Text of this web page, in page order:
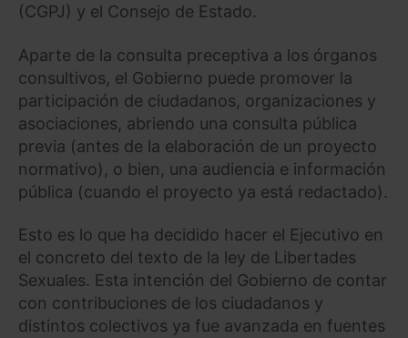
(CGPJ) y el Consejo de Estado.
Aparte de la consulta preceptiva a los órganos
consultivos, el Gobierno puede promover la
participación de ciudadanos, organizaciones y
asociaciones, abriendo una consulta pública
previa (antes de la elaboración de un proyecto
normativo), o bien, una audiencia e información
pública (cuando el proyecto ya está redactado).
Esto es lo que ha decidido hacer el Ejecutivo en
el concreto del texto de la ley de Libertades
Sexuales. Esta intención del Gobierno de contar
con contribuciones de los ciudadanos y
distintos colectivos ya fue avanzada en fuentes